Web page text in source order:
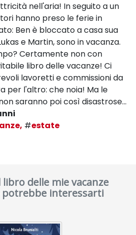
nell'aria! In seguito a un
hanno preso le ferie in
Ben è bloccato a casa sua
e Martin, sono in vacanza.
Certamente non con
libro delle vacanze! Ci
lavoretti e commissioni da
per l'altro: che noia! Ma le
saranno poi così disastrose...
#estate
libro delle mie vacanze
potrebbe interessarti